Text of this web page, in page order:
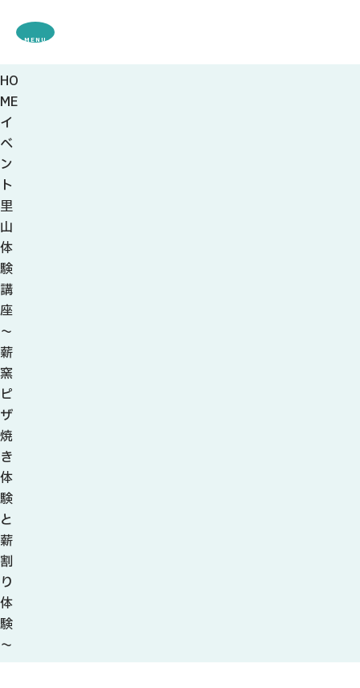
MENU
HO
ME
イ
ベ
ン
ト
里
山
体
験
講
座
～
薪
窯
ピ
ザ
焼
き
体
験
と
薪
割
り
体
験
～